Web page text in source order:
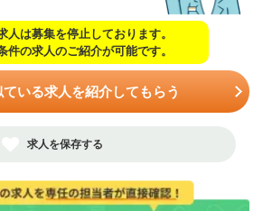
人は募集を停止しております。
件の求人のご紹介が可能です。
ている求人を紹介してもらう
求人を保存する